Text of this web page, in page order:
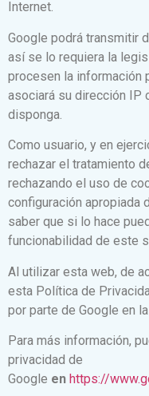
Internet.
Google podrá transmitir
así se lo requiera la
procesen la información
asociará su dirección IP
disponga.
Como usuario, y en
rechazar el tratamiento
rechazando el uso de
configuración apropiada
saber que si lo hace
funcionabilidad de este
Al utilizar esta web, de
esta Política de
por parte de Google en
Para más información,
privacidad de
Google en https://